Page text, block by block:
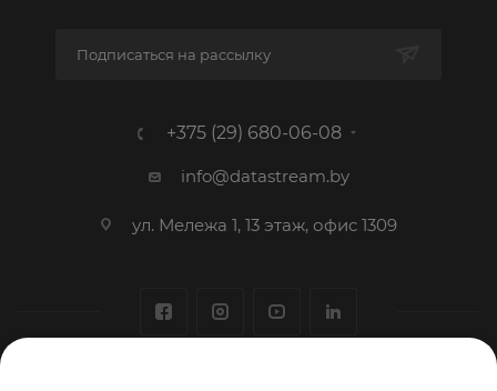
Подписаться на рассылку
+375 (29) 680-06-08
info@datastream.by
ул. Мележа 1, 13 этаж, офис 1309